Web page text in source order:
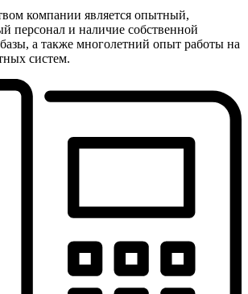
компании является опытный,
персонал и наличие собственной
а также многолетний опыт работы на
систем.